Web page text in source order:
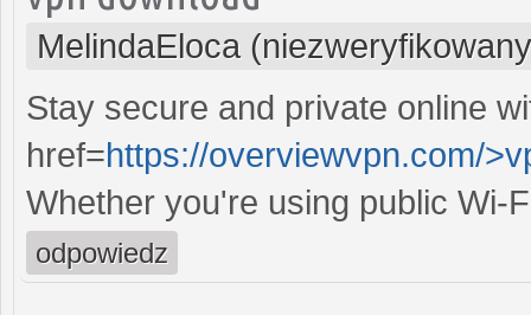
MelindaEloca
Stay secure and private online
href=https://overviewvpn.com/
Whether you're using public Wi-
odpowiedz